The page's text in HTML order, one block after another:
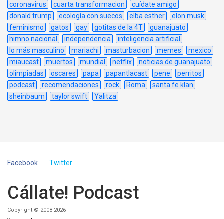
coronavirus
cuarta transformacion
cuídate amigo
donald trump
ecología con suecos elba esther
elon musk
feminismo
gatos gay gotitas de la 4T
guanajuato
himno nacional
independencia
inteligencia artificial
lo más masculino
mariachi masturbacion memes
mexico
miaucast
muertos mundial netflix
noticias de guanajuato
olimpiadas
oscares papa papantlacast pene
perritos
podcast
recomendaciones rock Roma
santa fe klan
sheinbaum
taylor swift Yalitza
Facebook Twitter
Cállate! Podcast
Copyright © 2008-2026